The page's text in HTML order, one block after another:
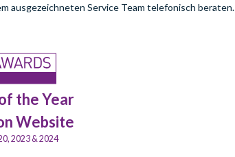
ausgezeichneten Service Team telefonisch beraten.
the Year
Website
2023 & 2024